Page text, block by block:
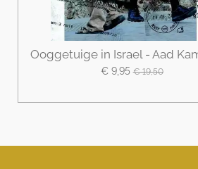
Ooggetuige in Israel - Aad
€ 9,95 € 19,50